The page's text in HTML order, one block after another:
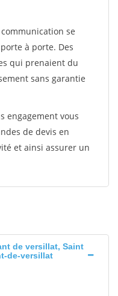
se
à porte. Des
qui prenaient du
sans garantie
engagement vous
de devis en
et ainsi assurer un
de versillat, Saint
de-versillat